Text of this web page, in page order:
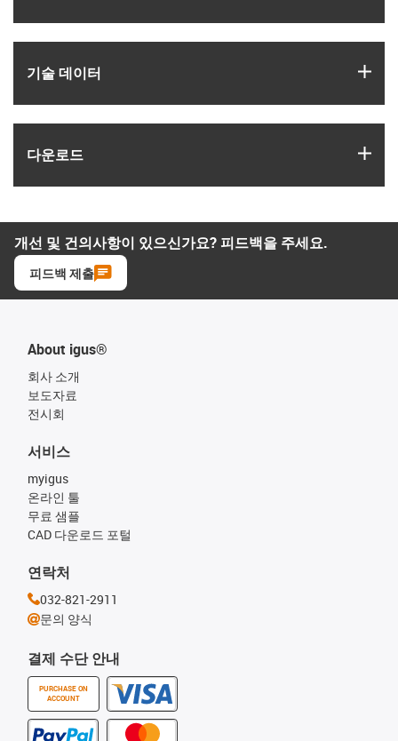
기술 데이터
다운로드
개선 및 건의사항이 있으신가요? 피드백을 주세요.
피드백 제출
About igus®
회사 소개
보도자료
전시회
결제 수단 안내
PURCHASE ON
ACCOUNT
서비스
myigus
온라인 툴
무료 샘플
CAD 다운로드 포털
연락처
032-821-2911
문의 양식